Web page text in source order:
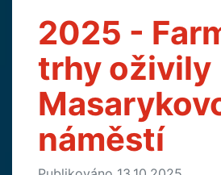
2025 -
trhy oživily
náměstí